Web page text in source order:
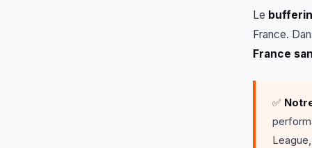
Le
France.
France
✅